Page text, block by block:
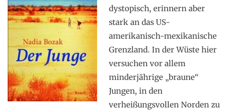
dystopisch, erinnern aber
stark an das US-
amerikanisch-mexikanische
Grenzland. In der Wüste hier
versuchen vor allem
minderjährige „braune“
Jungen, in den
verheißungsvollen Norden zu